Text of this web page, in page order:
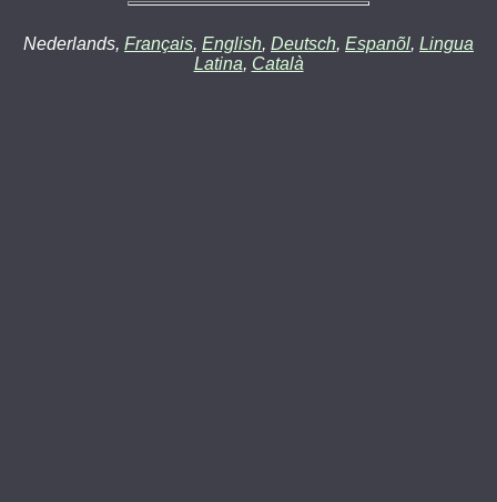
Nederlands, Français, English, Deutsch, Espanõl, Lingua
Latina, Català